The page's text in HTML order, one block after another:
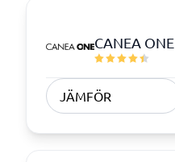
CANEA ONE
JÄMFÖR